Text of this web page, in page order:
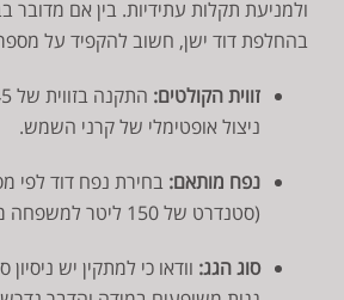
ולמניעת תקלות עתידיות. בין אם מדובר
בהחלפת דוד ישן, חשוב להקפיד על
זווית הקולטים:
ניצול אופטימלי של קרני השמש.
נפח מותאם: בחירת נפח דוד לפי
(סטנדרט של 150 ליטר למשפחה ממוצעת).
סוג הגג: וודאו כי למתקין יש